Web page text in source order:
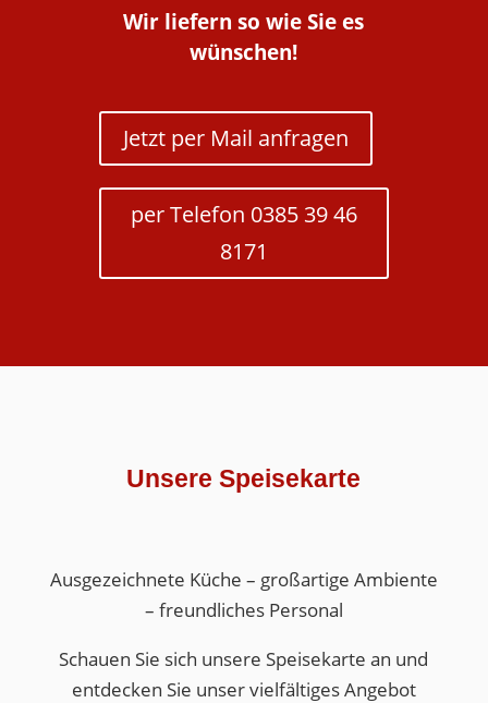
Wir liefern so wie Sie es
wünschen!
Jetzt per Mail anfragen
per Telefon 0385 39 46
8171
Unsere Speisekarte
Ausgezeichnete Küche – großartige Ambiente
– freundliches Personal
Schauen Sie sich unsere Speisekarte an und
entdecken Sie unser vielfältiges Angebot